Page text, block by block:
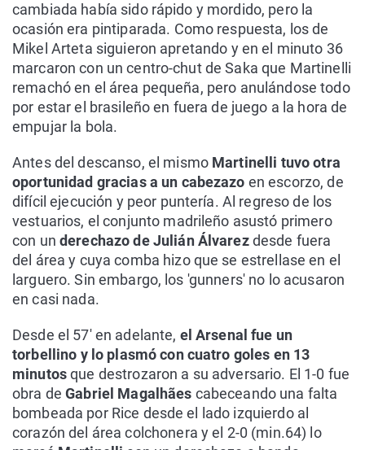
cambiada había sido rápido y mordido, pero la
ocasión era pintiparada. Como respuesta, los de
Mikel Arteta siguieron apretando y en el minuto 36
marcaron con un centro-chut de Saka que Martinelli
remachó en el área pequeña, pero anulándose todo
por estar el brasileño en fuera de juego a la hora de
empujar la bola.
Antes del descanso, el mismo Martinelli tuvo otra
oportunidad gracias a un cabezazo en escorzo, de
difícil ejecución y peor puntería. Al regreso de los
vestuarios, el conjunto madrileño asustó primero
con un derechazo de Julián Álvarezdesde fuera
del área y cuya comba hizo que se estrellase en el
larguero. Sin embargo, los 'gunners' no lo acusaron
en casi nada.
Desde el 57' en adelante, el Arsenal fue un
torbellino y lo plasmó con cuatro goles en 13
minutosque destrozaron a su adversario. El 1-0 fue
obra deGabriel Magalhães cabeceando una falta
bombeada por Rice desde el lado izquierdo al
corazón del área colchonera y el 2-0 (min.64) lo